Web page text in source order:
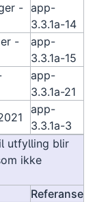
- app-
3.3.1a-14
-
app-
3.3.1a-15
app-
3.3.1a-21
app-
3.3.1a-3
utfylling blir
ikke
Referanse